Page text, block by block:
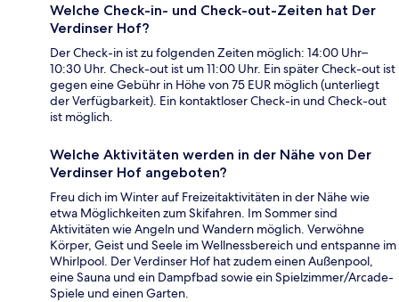
Welche Check-in- und Check-out-Zeiten hat Der
Verdinser Hof?
Der Check-in ist zu folgenden Zeiten möglich: 14:00 Uhr–
10:30 Uhr. Check-out ist um 11:00 Uhr. Ein später Check-out ist
gegen eine Gebühr in Höhe von 75 EUR möglich (unterliegt
der Verfügbarkeit). Ein kontaktloser Check-in und Check-out
ist möglich.
Welche Aktivitäten werden in der Nähe von Der
Verdinser Hof angeboten?
Freu dich im Winter auf Freizeitaktivitäten in der Nähe wie
etwa Möglichkeiten zum Skifahren. Im Sommer sind
Aktivitäten wie Angeln und Wandern möglich. Verwöhne
Körper, Geist und Seele im Wellnessbereich und entspanne im
Whirlpool. Der Verdinser Hof hat zudem einen Außenpool,
eine Sauna und ein Dampfbad sowie ein Spielzimmer/Arcade-
Spiele und einen Garten.